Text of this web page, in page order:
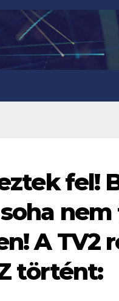
fel!
A TV2
történt: